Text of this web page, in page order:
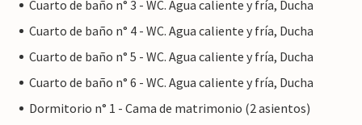
finca maravillosamente espaciosa. Petra está a unos tres
kilómetros. Aquí encontrará varios restaurantes y
pequeños supermercados. En Sineu, a unos 10 minutos en
mercado semanal. A las hermosas playas de Son Real y Son
Cuarto de baño n° 3 - WC. Agua caliente y fría, Ducha
Cuarto de baño n° 4 - WC. Agua caliente y fría, Ducha
Cuarto de baño n° 5 - WC. Agua caliente y fría, Ducha
Cuarto de baño n° 6 - WC. Agua caliente y fría, Ducha
Dormitorio n° 1 - Cama de matrimonio (2 asientos)